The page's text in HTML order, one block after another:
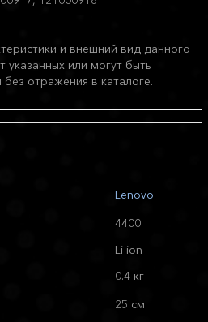
и внешний вид данного
указанных или могут быть
отражения в каталоге.
Lenovo
4400
Li-ion
0.4 кг
25 см